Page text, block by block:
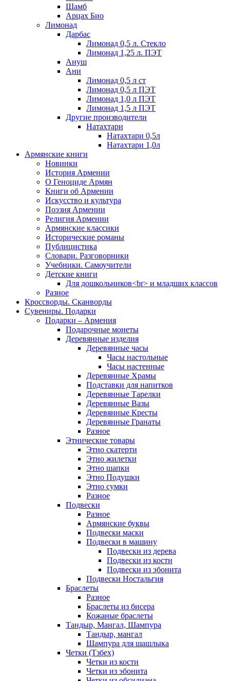
Шамб
Арцах Био
Лимонад
Дарбас
Лимонад 0,5 л. Стекло
Лимонад 1,25 л. ПЭТ
Ануш
Ани
Лимонад 0,5 л ст
Лимонад 0,5 л ПЭТ
Лимонад 1,0 л ПЭТ
Лимонад 1,5 л ПЭТ
Другие производители
Натахтари
Натахтари 0,5л
Натахтари 1,0л
Армянские книги
Новинки
История Армении
О Геноциде Армян
Книги об Армении
Иcкусство и культура
Поэзия Армении
Религия Армении
Армянские классики
Исторические романы
Публицистика
Словари. Разговорники
Учебники. Самоучители
Детские книги
Для дошкольников<br> и младших классов
Разное
Кроссворды. Сканворды
Сувениры. Подарки
Подарки – Армения
Подарочные монеты
Деревянные изделия
Деревянные часы
Часы настольные
Часы настенные
Деревянные Храмы
Подставки для напитков
Деревянные Тарелки
Деревянные Вазы
Деревянные Кресты
Деревянные Гранаты
Разное
Этнические товары
Этно скатерти
Этно жилетки
Этно шапки
Этно Подушки
Этно сумки
Разное
Подвески
Разное
Армянские буквы
Подвески маски
Подвески в машину
Подвески из дерева
Подвески из кости
Подвески из эбонита
Подвески Ностальгия
Браслеты
Разное
Браслеты из бисера
Кожаные браслеты
Тандыр, Мангал, Шампура
Тандыр, мангал
Шампура для шашлыка
Четки (Тзбех)
Четки из кости
Четки из эбонита